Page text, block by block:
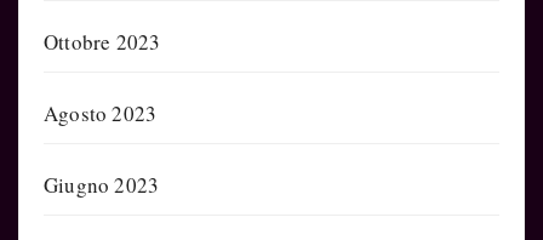
Ottobre 2023
Agosto 2023
Giugno 2023